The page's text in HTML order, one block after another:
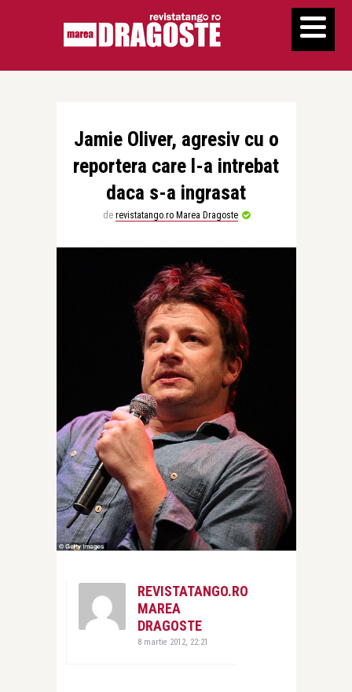
Jamie Oliver, agresiv cu o
reportera care l-a intrebat
daca s-a ingrasat
de revistatango.ro Marea Dragoste
REVISTATANGO.RO
MAREA
DRAGOSTE
8 martie 2012, 22:21